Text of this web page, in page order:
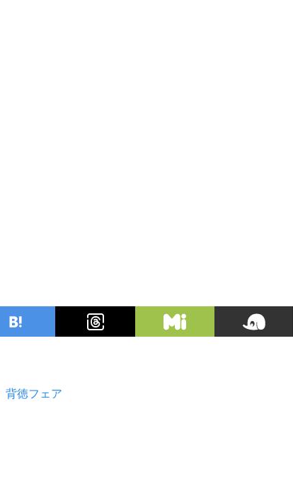
背徳フェア